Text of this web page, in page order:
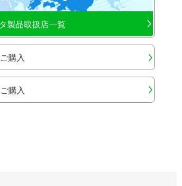
製品取扱店一覧
購入
購入